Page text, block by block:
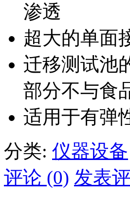
渗透
超大的单面
迁移测试池
部分不与食
适用于有弹
分类: 仪器设备
评论 (0) 发表